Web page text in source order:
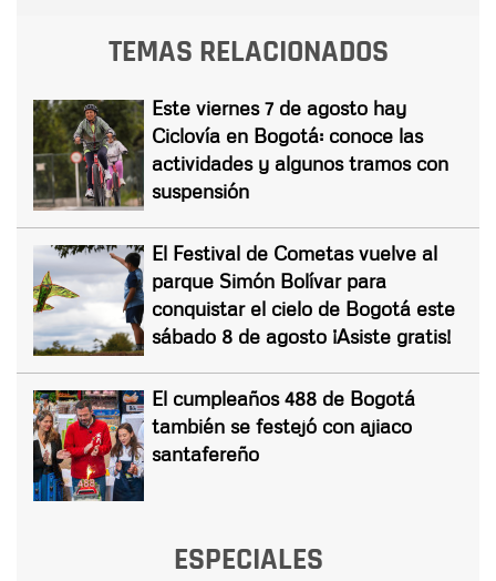
TEMAS RELACIONADOS
Este viernes 7 de agosto hay
Ciclovía en Bogotá: conoce las
actividades y algunos tramos con
suspensión
El Festival de Cometas vuelve al
parque Simón Bolívar para
conquistar el cielo de Bogotá este
sábado 8 de agosto ¡Asiste gratis!
El cumpleaños 488 de Bogotá
también se festejó con ajiaco
santafereño
ESPECIALES